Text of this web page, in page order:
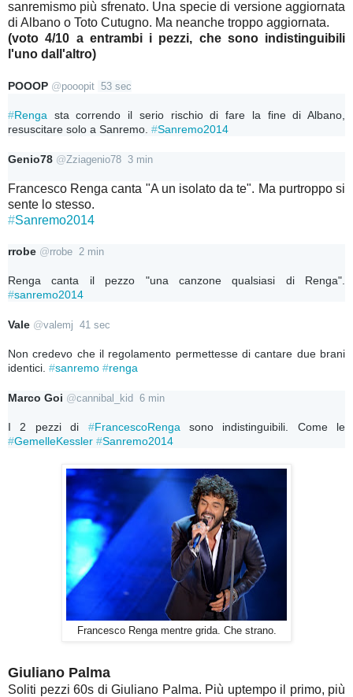
sanremismo più sfrenato. Una specie di versione aggiornata
di Albano o Toto Cutugno. Ma neanche troppo aggiornata.
(voto 4/10 a entrambi i pezzi, che sono indistinguibili
l'uno dall'altro)
POOOP @pooopit 53 sec
#Renga sta correndo il serio rischio di fare la fine di Albano,
resuscitare solo a Sanremo. #Sanremo2014
Genio78 @Zziagenio78 3 min
Francesco Renga canta "A un isolato da te". Ma purtroppo si
sente lo stesso.
#Sanremo2014
rrobe @rrobe 2 min
#sanremo2014
Vale @valemj 41 sec
Non credevo che il regolamento permettesse di cantare due brani
identici. #sanremo #renga
Marco Goi @cannibal_kid 6 min
I 2 pezzi di #FrancescoRenga
#GemelleKessler #Sanremo2014
Francesco Renga mentre grida. Che strano.
Giuliano Palma
Soliti pezzi 60s di Giuliano Palma. Più uptempo il primo, più